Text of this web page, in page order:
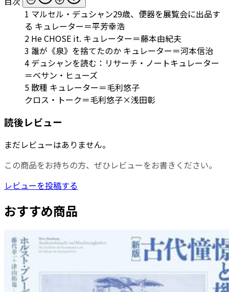
1 マルセル・デュシャン29歳、便器を展覧会に出品す
る キュレーター＝平芳幸浩
2 He CHOSE it. キュレーター＝藤本由紀夫
3 誰が《泉》を捨てたのか キュレーター＝河本信治
4 デュシャンを読む：リサーチ・ノートキュレーター
＝ベサン・ヒューズ
5 散種 キュレーター＝毛利悠子
クロス・トーク＝毛利悠子×浅田彰
読後レビュー
まだレビューはありません。
この商品をお持ちの方、ぜひレビューをお書きください。
レビューを投稿する
おすすめ商品